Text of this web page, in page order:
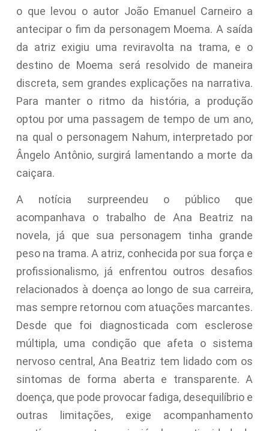
o que levou o autor João Emanuel Carneiro a
antecipar o fim da personagem Moema. A saída
da atriz exigiu uma reviravolta na trama, e o
destino de Moema será resolvido de maneira
discreta, sem grandes explicações na narrativa.
Para manter o ritmo da história, a produção
optou por uma passagem de tempo de um ano,
na qual o personagem Nahum, interpretado por
Ângelo Antônio, surgirá lamentando a morte da
caiçara.
A notícia surpreendeu o público que
acompanhava o trabalho de Ana Beatriz na
novela, já que sua personagem tinha grande
peso na trama. A atriz, conhecida por sua força e
profissionalismo, já enfrentou outros desafios
relacionados à doença ao longo de sua carreira,
mas sempre retornou com atuações marcantes.
Desde que foi diagnosticada com esclerose
múltipla, uma condição que afeta o sistema
nervoso central, Ana Beatriz tem lidado com os
sintomas de forma aberta e transparente. A
doença, que pode provocar fadiga, desequilíbrio e
outras limitações, exige acompanhamento